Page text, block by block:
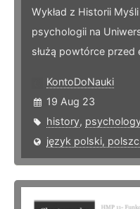
Wykład z Historii
psychologii na
służą powtórce przed
KontoDoNauki
19 Aug 23
history,
język polski,